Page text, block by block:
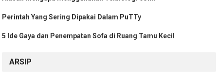
Perintah Yang Sering Dipakai Dalam PuTTy
5 Ide Gaya dan Penempatan Sofa di Ruang Tamu Kecil
ARSIP